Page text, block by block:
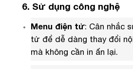
6. Sử dụng công nghệ
Menu điện tử: Cân nhắc
tử để dễ dàng thay đổi
mà không cần in ấn lại.